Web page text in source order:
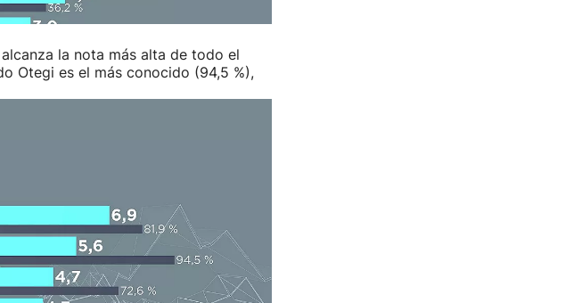
la nota más alta de todo el
Otegi es el más conocido (94,5 %),